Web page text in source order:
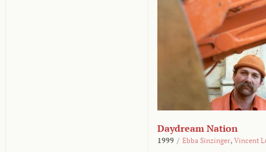
Daydream Nation
1999 / Ebba Sinzinger, Vincent